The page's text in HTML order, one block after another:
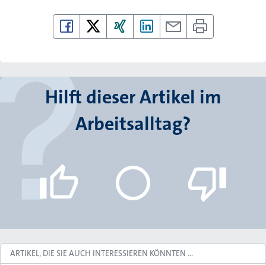
Hilft dieser Artikel im
Arbeitsalltag?
ARTIKEL, DIE SIE AUCH INTERESSIEREN KÖNNTEN …